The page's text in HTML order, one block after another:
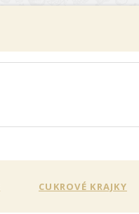
CUKROVÉ KRAJKY